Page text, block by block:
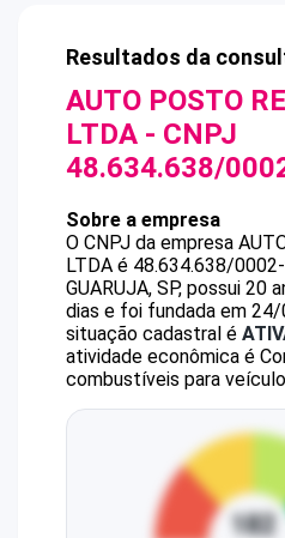
Resultados da
AUTO POSTO
LTDA - CNPJ
48.634.638/
Sobre a empresa
O CNPJ da empresa
LTDA é 48.634.638/
GUARUJA, SP, possui 20
dias e foi fundada em
situação cadastral é
atividade econômica é
combustíveis para